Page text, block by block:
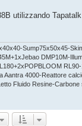
utilizzando Tapatalk
Sump75x50x45-
DMP10M-
Aantra 4000-Reattore
Fluido Resine-